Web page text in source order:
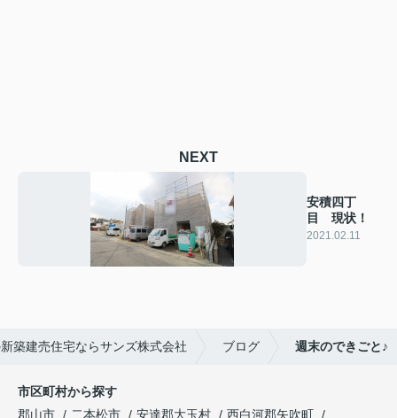
NEXT
安積四丁
目 現状！
2021.02.11
築建売住宅ならサンズ株式会社 ブログ 週末のできごと♪
市区町村から探す
郡山市
二本松市 安達郡大玉村
西白河郡矢吹町